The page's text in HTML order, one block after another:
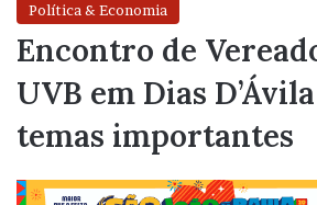
Política & Economia
Encontro de
UVB em Dias
temas importantes